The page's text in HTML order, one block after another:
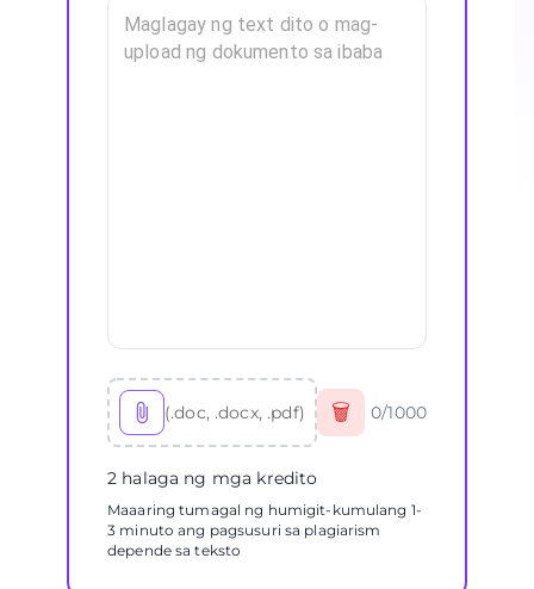
(.doc, .docx, .pdf) 🗑 0/1000
2 halaga ng mga kredito
Maaaring tumagal ng humigit-kumulang 1-
3 minuto ang pagsusuri sa plagiarism
depende sa teksto